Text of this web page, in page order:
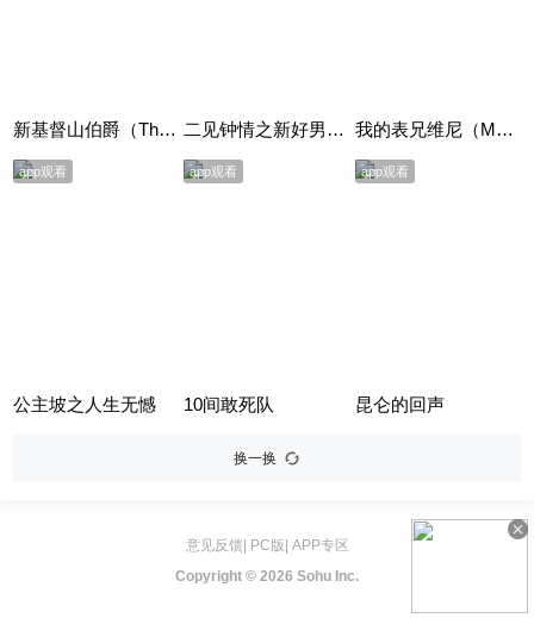
新基督山伯爵（The Count of Monte Cristo） 二见钟情之新好男人（Mr. Wrong） 我的表兄维尼（My Cousin Vinny）
app观看
公主坡之人生无憾
app观看
10间敢死队
app观看
昆仑的回声
换一换
意见反馈 PC版 APP专区
Copyright © 2026 Sohu Inc.